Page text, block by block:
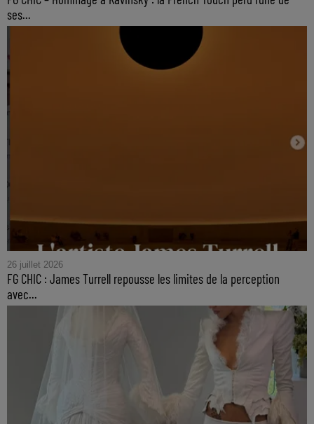
ses...
26 juillet 2026
FG CHIC : James Turrell repousse les limites de la perception
avec...